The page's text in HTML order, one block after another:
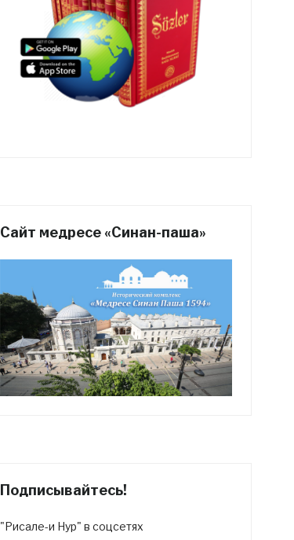
Сайт медресе «Синан-паша»
Подписывайтесь!
"Рисале-и Нур" в соцсетях